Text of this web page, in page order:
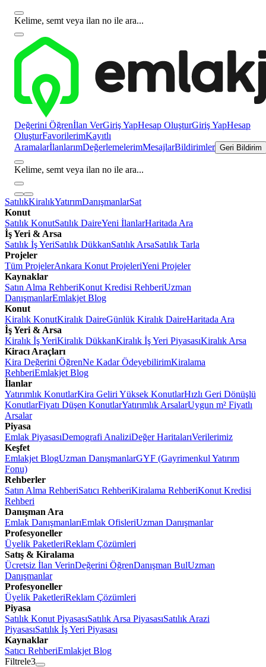
Kelime, semt veya ilan no ile ara...
Değerini Öğrenİlan VerGiriş YapHesap OluşturGiriş YapHesap
OluşturFavorilerimKayıtlı
AramalarİlanlarımDeğerlemelerimMesajlarBildirimler Geri Bildirim
Kelime, semt veya ilan no ile ara...
SatılıkKiralıkYatırımDanışmanlarSat
Konut
Satılık KonutSatılık DaireYeni İlanlarHaritada Ara
İş Yeri & Arsa
Satılık İş YeriSatılık DükkanSatılık ArsaSatılık Tarla
Projeler
Tüm ProjelerAnkara Konut ProjeleriYeni Projeler
Kaynaklar
Satın Alma RehberiKonut Kredisi RehberiUzman
DanışmanlarEmlakjet Blog
Konut
Kiralık KonutKiralık DaireGünlük Kiralık DaireHaritada Ara
İş Yeri & Arsa
Kiralık İş YeriKiralık DükkanKiralık İş Yeri PiyasasıKiralık Arsa
Kiracı Araçları
Kira Değerini ÖğrenNe Kadar ÖdeyebilirimKiralama
RehberiEmlakjet Blog
İlanlar
Yatırımlık KonutlarKira Geliri Yüksek KonutlarHızlı Geri Dönüşlü
KonutlarFiyatı Düşen KonutlarYatırımlık ArsalarUygun m² Fiyatlı
Arsalar
Piyasa
Emlak PiyasasıDemografi AnaliziDeğer HaritalarıVerilerimiz
Keşfet
Emlakjet BlogUzman DanışmanlarGYF (Gayrimenkul Yatırım
Fonu)
Rehberler
Satın Alma RehberiSatıcı RehberiKiralama RehberiKonut Kredisi
Rehberi
Danışman Ara
Emlak DanışmanlarıEmlak OfisleriUzman Danışmanlar
Profesyoneller
Üyelik PaketleriReklam Çözümleri
Satış & Kiralama
Ücretsiz İlan VerinDeğerini ÖğrenDanışman BulUzman
Danışmanlar
Profesyoneller
Üyelik PaketleriReklam Çözümleri
Piyasa
Satılık Konut PiyasasıSatılık Arsa PiyasasıSatılık Arazi
PiyasasıSatılık İş Yeri Piyasası
Kaynaklar
Satıcı RehberiEmlakjet Blog
Filtrele3